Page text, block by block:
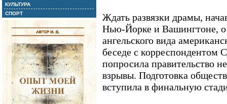
КУЛЬТУРА
СПОРТ
Ждать развязки драмы,
Нью-Йорке и Вашингтоне,
ангельского вида
беседе с корреспондентом
попросила правительство
взрывы. Подготовка
вступила в финальную